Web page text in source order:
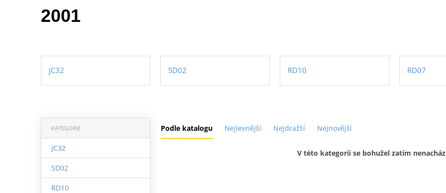
2001
JC32 SD02 RD10 RD07
Podle katalogu Nejlevnější Nejdražší Nejnovější
KATEGORIE
JC32
SD02
RD10
V této kategorii se bohužel zatím